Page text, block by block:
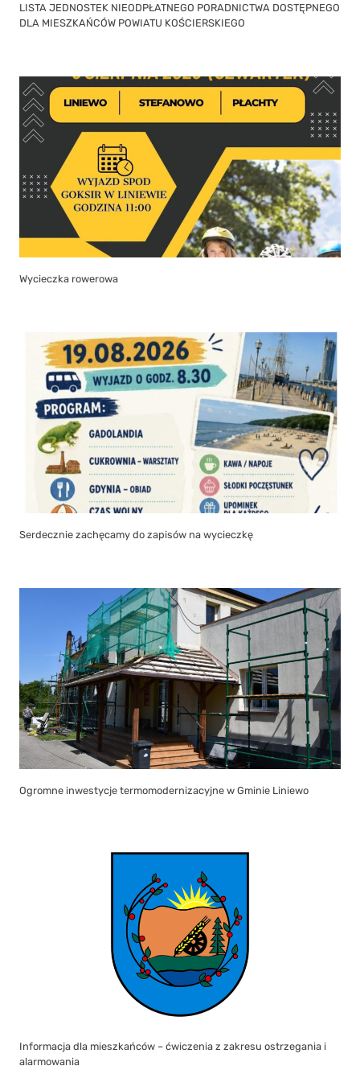
LISTA JEDNOSTEK NIEODPŁATNEGO PORADNICTWA DOSTĘPNEGO
DLA MIESZKAŃCÓW POWIATU KOŚCIERSKIEGO
Wycieczka rowerowa
Serdecznie zachęcamy do zapisów na wycieczkę
Ogromne inwestycje termomodernizacyjne w Gminie Liniewo
Informacja dla mieszkańców – ćwiczenia z zakresu ostrzegania i
alarmowania